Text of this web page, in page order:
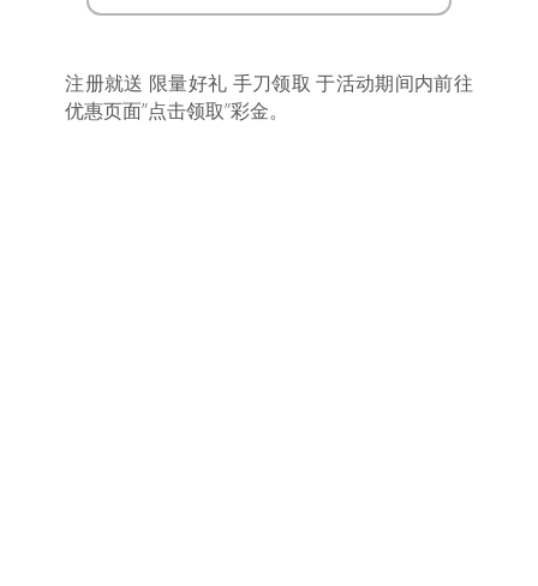
注册就送 限量好礼 手刀领取 于活动期间内前往
优惠页面”点击领取”彩金。